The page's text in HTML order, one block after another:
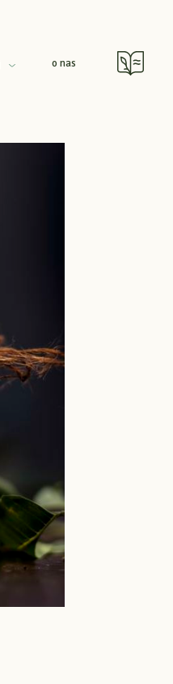
o nas